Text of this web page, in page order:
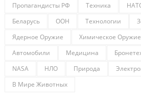
Пропагандисты РФ
Техника
Беларусь
ООН Технологии
Ядерное Оружие
Химическое Оружие
Автомобили
Медицина
NASA
НЛО Природа
В Мире Животных